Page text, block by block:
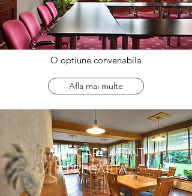
O optiune convenabila
Afla mai multe
MANCARE ATENT
PREGATITA